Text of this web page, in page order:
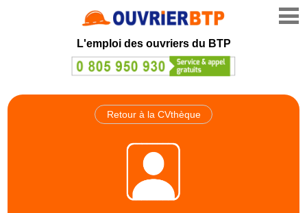
L'emploi des ouvriers du BTP
Retour à la CVthèque